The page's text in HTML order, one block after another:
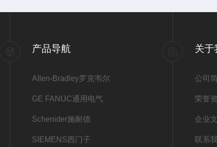
产品导航
Allen-Bradley罗克韦尔
GE FANUC通用电气
Schenider施耐德
SIEMENS西门子
关于
公司
荣誉
企业
联系